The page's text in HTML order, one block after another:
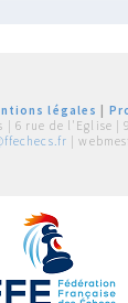
légales
| 6 rue de l'Eglise |
|